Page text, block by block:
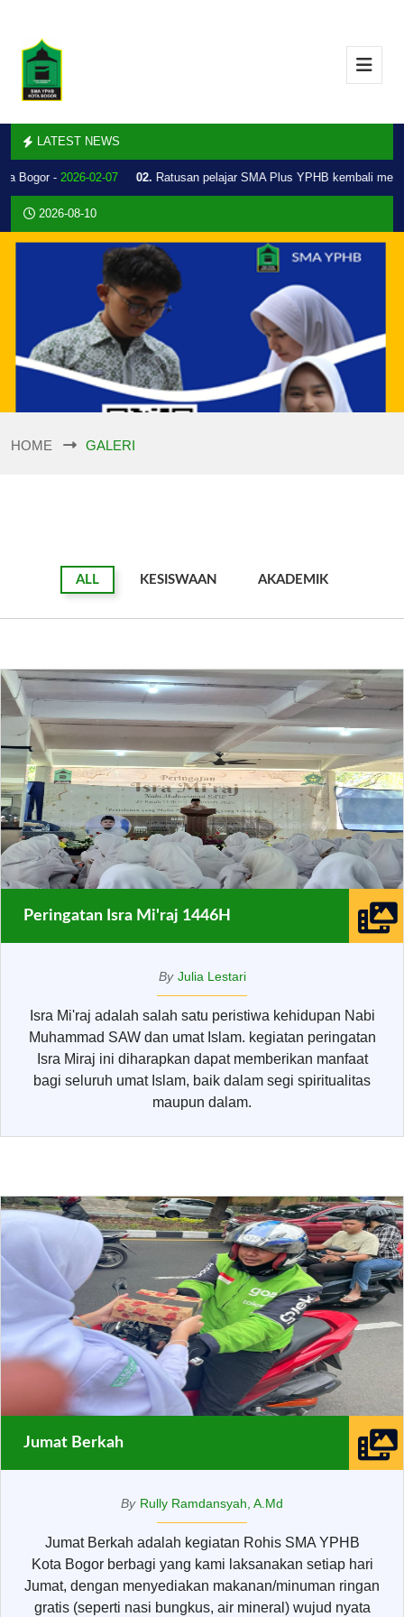
LATEST NEWS
Bogor -2026-02-07 02.Ratusan pelajar SMA Plus YPHB kembali
2026-08-10
HOME GALERI
ALL KESISWAAN AKADEMIK
Peringatan Isra Mi'raj 1446H
By Julia Lestari
Isra Mi'raj adalah salah satu peristiwa kehidupan Nabi
Muhammad SAW dan umat Islam. kegiatan peringatan
Isra Miraj ini diharapkan dapat memberikan manfaat
bagi seluruh umat Islam, baik dalam segi spiritualitas
maupun dalam.
Jumat Berkah
By Rully Ramdansyah, A.Md
Jumat Berkah adalah kegiatan Rohis SMA YPHB
Kota Bogor berbagi yang kami laksanakan setiap hari
Jumat, dengan menyediakan makanan/minuman ringan
gratis (seperti nasi bungkus, air mineral) wujud nyata